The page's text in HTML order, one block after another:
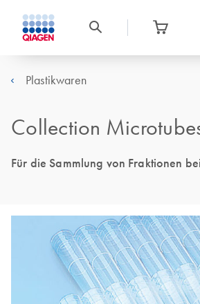
Plastikwaren
Collection
Für die Sammlung von Fraktionen